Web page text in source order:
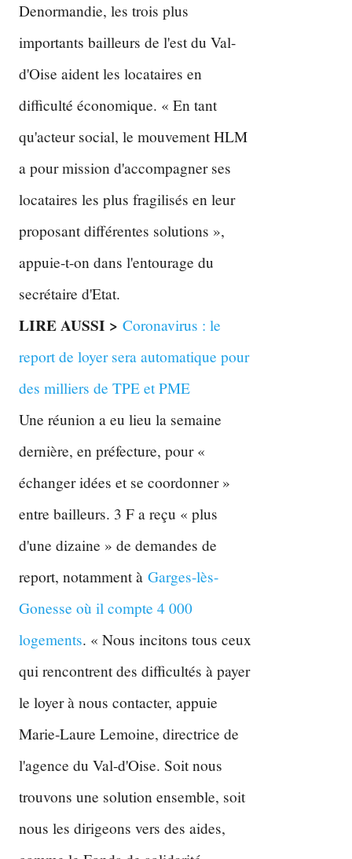
Denormandie, les trois plus
importants bailleurs de l'est du Val-
d'Oise aident les locataires en
difficulté économique. « En tant
qu'acteur social, le mouvement HLM
a pour mission d'accompagner ses
locataires les plus fragilisés en leur
proposant différentes solutions »,
appuie-t-on dans l'entourage du
secrétaire d'Etat.
LIRE AUSSI > Coronavirus : le
report de loyer sera automatique pour
des milliers de TPE et PME
Une réunion a eu lieu la semaine
dernière, en préfecture, pour «
échanger idées et se coordonner »
entre bailleurs. 3 F a reçu « plus
d'une dizaine » de demandes de
report, notamment à Garges-lès-
Gonesse où il compte 4 000
logements. « Nous incitons tous ceux
qui rencontrent des difficultés à payer
le loyer à nous contacter, appuie
Marie-Laure Lemoine, directrice de
l'agence du Val-d'Oise. Soit nous
trouvons une solution ensemble, soit
nous les dirigeons vers des aides,